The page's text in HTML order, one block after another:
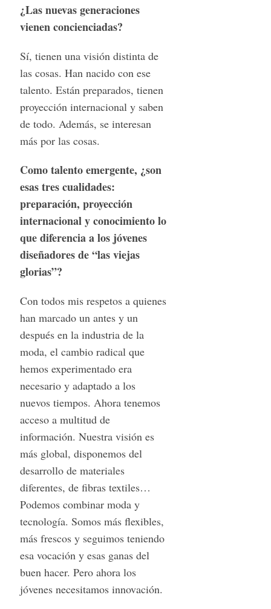
¿Las nuevas generaciones
vienen concienciadas?
Sí, tienen una visión distinta de
las cosas. Han nacido con ese
talento. Están preparados, tienen
proyección internacional y saben
de todo. Además, se interesan
más por las cosas.
Como talento emergente, ¿son
esas tres cualidades:
preparación, proyección
internacional y conocimiento lo
que diferencia a los jóvenes
diseñadores de “las viejas
glorias”?
Con todos mis respetos a quienes
han marcado un antes y un
después en la industria de la
moda, el cambio radical que
hemos experimentado era
necesario y adaptado a los
nuevos tiempos. Ahora tenemos
acceso a multitud de
información. Nuestra visión es
más global, disponemos del
desarrollo de materiales
diferentes, de fibras textiles…
Podemos combinar moda y
tecnología. Somos más flexibles,
más frescos y seguimos teniendo
esa vocación y esas ganas del
buen hacer. Pero ahora los
jóvenes necesitamos innovación.